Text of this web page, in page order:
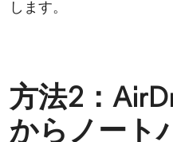
します。
方法2：
からノート